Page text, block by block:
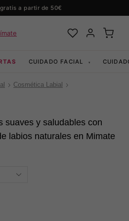
a partir de 50€
CUIDADO FACIAL ▾
Cosmética Labial
suaves y saludables con
labios naturales en Mimate